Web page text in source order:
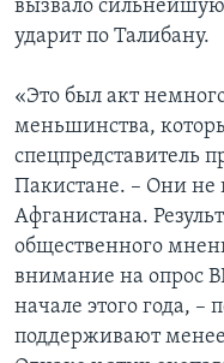
вызвало
ударит по Талибану.
«Это был акт
меньшинства,
спецпредставитель
Пакистане. – Они
Афганистана.
общественного
внимание на опрос
начале этого года, –
поддерживают